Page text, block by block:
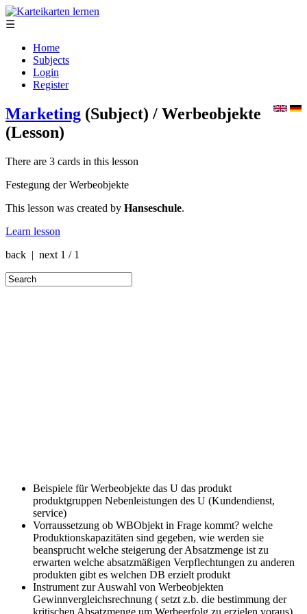
☰
Home
Subjects
Login
Register
Marketing (Subject) / Werbeobjekte
(Lesson)
There are 3 cards in this lesson
Festegung der Werbeobjekte
This lesson was created by Hanseschule.
Learn lesson
back | next 1 / 1
Beispiele für Werbeobjekte das U das produkt
produktgruppen Nebenleistungen des U (Kundendienst,
service)
Vorraussetzung ob WBObjekt in Frage kommt? welche
Produktionskapazitäten sind gegeben, wie werden sie
beansprucht welche steigerung der Absatzmenge ist zu
erwarten welche absatzmäßigen Verpflechtungen zu anderen
produkten gibt es welchen DB erzielt produkt
Instrument zur Auswahl von Werbeobjekten
Gewinnvergleichsrechnung ( setzt z.b. die bestimmung der
kritischen Absatzmenge um Werbeerfolg zu erzielen voraus)